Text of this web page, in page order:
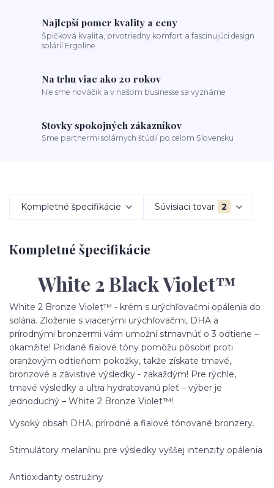
Najlepší pomer kvality a ceny
Špičková kvalita, prvotriedny komfort a fascinujúci design
solárií Ergoline.
Na trhu viac ako 20 rokov
Nie sme nováčik a v našom businesse sa vyznáme
Stovky spokojných zákazníkov
Sme partnermi solárnych štúdií po celom Slovensku
Kompletné špecifikácie Súvisiaci tovar 2
Kompletné špecifikácie
White 2 Black Violet™
White 2 Bronze Violet™ - krém s urýchľovačmi opálenia do
solária. Zloženie s viacerými urýchľovačmi, DHA a
prírodnými bronzermi vám umožní stmavnúť o 3 odtiene –
okamžite! Pridané fialové tóny pomôžu pôsobiť proti
oranžovým odtieňom pokožky, takže získate tmavé,
bronzové a závistivé výsledky - zakaždým! Pre rýchle,
tmavé výsledky a ultra hydratovanú pleť – výber je
jednoduchý – White 2 Bronze Violet™!
Vysoký obsah DHA, prírodné a fialové tónované bronzery.
Stimulátory melanínu pre výsledky vyššej intenzity opálenia
Antioxidanty ostružiny